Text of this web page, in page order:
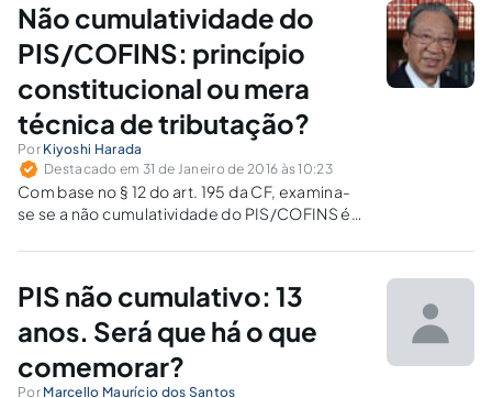
Não cumulatividade do
PIS/COFINS: princípio
constitucional ou mera
técnica de tributação?
Por Kiyoshi Harada
Destacado em 31 de Janeiro de 2016 às 10:23
Com base no § 12 do art. 195 da CF, examina-
se se a não cumulatividade do PIS/COFINS é
tributação.
PIS não cumulativo: 13
anos. Será que há o que
comemorar?
Por Marcello Maurício dos Santos